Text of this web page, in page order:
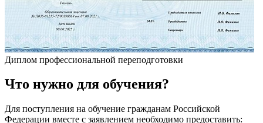
Диплом профессиональной переподготовки
Что нужно для обучения?
Для поступления на обучение гражданам Российской
Федерации вместе с заявлением необходимо предоставить: